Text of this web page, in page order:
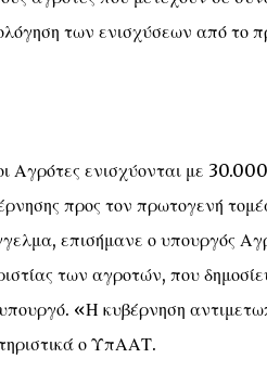
των ενισχύσεων από το
Αγρότες ενισχύονται με
προς τον πρωτογενή
επισήμανε ο υπουργός
των αγροτών, που
«Η κυβέρνηση
ο ΥπΑΑΤ.